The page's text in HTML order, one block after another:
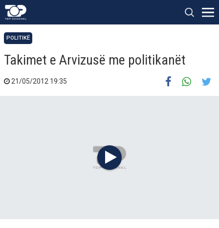
POLITIKË
Takimet e Arvizusë me politikanët
21/05/2012 19:35